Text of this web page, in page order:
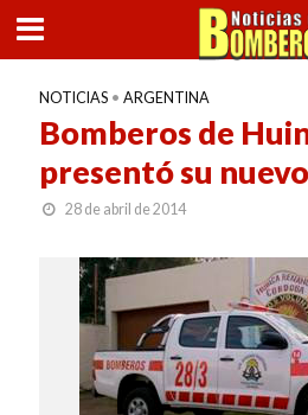
NOTICIAS • ARGENTINA
Bomberos de
presentó su
28 de abril de 2014